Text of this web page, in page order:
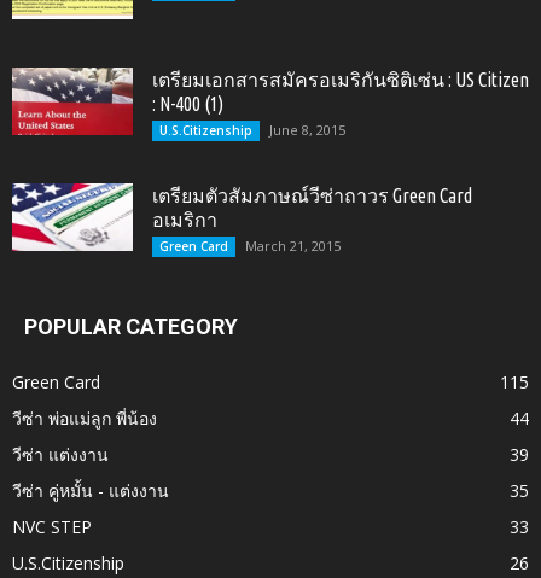
เตรียมเอกสารสมัครอเมริกันซิติเซ่น : US Citizen
: N-400 (1)
U.S.Citizenship June 8, 2015
เตรียมตัวสัมภาษณ์วีซ่าถาวร Green Card
อเมริกา
Green Card March 21, 2015
POPULAR CATEGORY
Green Card
115
วีซ่า พ่อแม่ลูก พี่น้อง
44
วีซ่า แต่งงาน
39
วีซ่า คู่หมั้น - แต่งงาน
35
NVC STEP
33
U.S.Citizenship
26